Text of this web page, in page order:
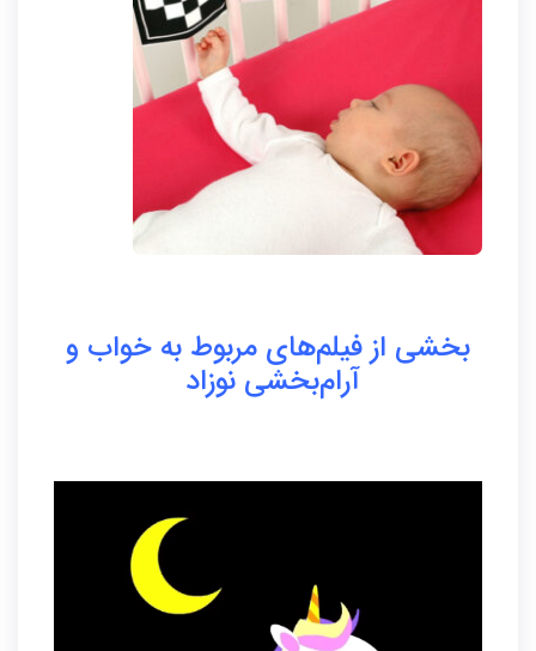
بخشی از فیلم‌های مربوط به خواب و
آرام‌بخشی نوزاد